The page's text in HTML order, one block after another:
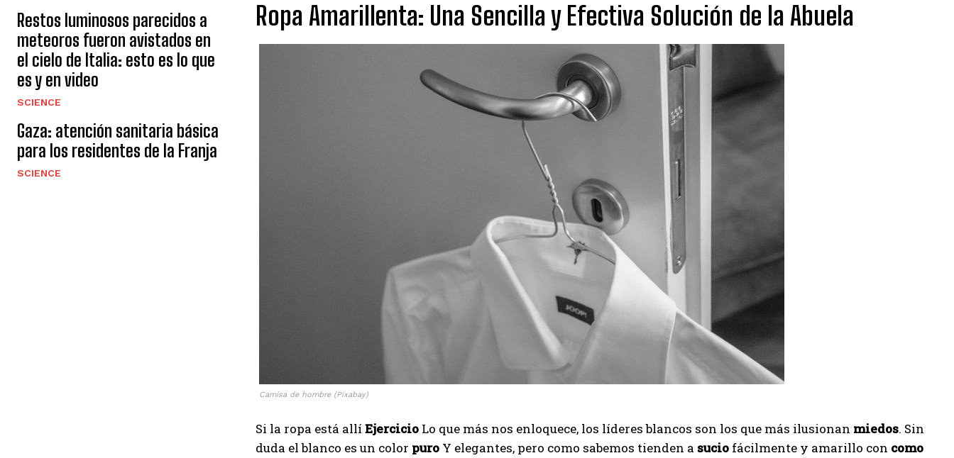
Restos luminosos parecidos a
meteoros fueron avistados en
el cielo de Italia: esto es lo que
es y en video
SCIENCE
Gaza: atención sanitaria básica
para los residentes de la Franja
SCIENCE
Ropa Amarillenta: Una Sencilla y Efectiva Solución de la Abuela
Camisa de hombre (Pixabay)
Si la ropa está allí Ejercicio Lo que más nos enloquece, los líderes blancos son los que más ilusionan miedos. Sin
duda el blanco es un color puro Y elegantes, pero como sabemos tienden a sucio fácilmente y amarillo con como